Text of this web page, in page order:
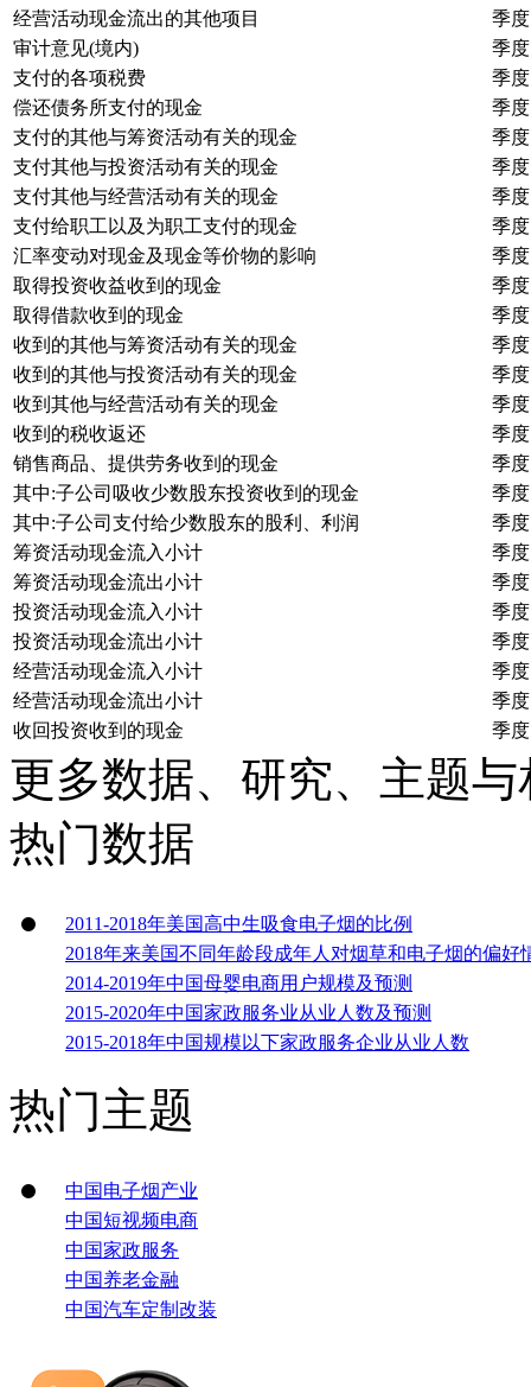
经营活动现金流出的其他项目
季度
审计意见(境内)
季度
支付的各项税费
季度
偿还债务所支付的现金
季度
支付的其他与筹资活动有关的现金
季度
支付其他与投资活动有关的现金
季度
支付其他与经营活动有关的现金
季度
支付给职工以及为职工支付的现金
季度
汇率变动对现金及现金等价物的影响
季度
取得投资收益收到的现金
季度
取得借款收到的现金
季度
收到的其他与筹资活动有关的现金
季度
收到的其他与投资活动有关的现金
季度
收到其他与经营活动有关的现金
季度
收到的税收返还
季度
销售商品、提供劳务收到的现金
季度
其中:子公司吸收少数股东投资收到的现金
季度
其中:子公司支付给少数股东的股利、利润
季度
筹资活动现金流入小计
季度
筹资活动现金流出小计
季度
投资活动现金流入小计
季度
投资活动现金流出小计
季度
经营活动现金流入小计
季度
经营活动现金流出小计
季度
收回投资收到的现金
季度
更多数据、研究、主题
热门数据
2011-2018年美国高中生吸食电子烟的比例
2018年来美国不同年龄段成年人对烟草和电子烟的偏好
2014-2019年中国母婴电商用户规模及预测
2015-2020年中国家政服务业从业人数及预测
2015-2018年中国规模以下家政服务企业从业人数
热门主题
中国电子烟产业
中国短视频电商
中国家政服务
中国养老金融
中国汽车定制改装